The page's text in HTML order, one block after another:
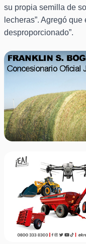
su propia semilla de
lecheras”. Agregó
desproporcionado”.